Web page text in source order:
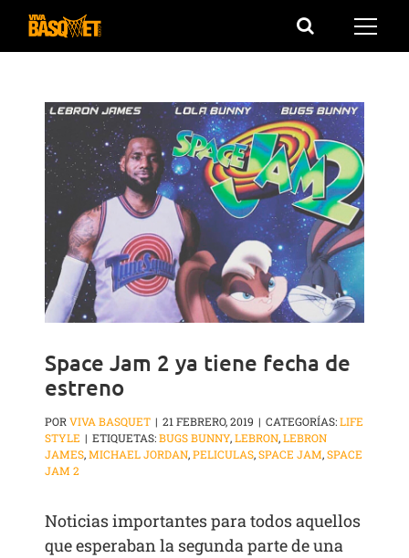
Saltar
Space Jam 2 ya tiene fecha de
estreno
PORVIVA BASQUET | 21 FEBRERO, 2019 | CATEGORÍAS:LIFE
STYLE | ETIQUETAS:BUGS BUNNY,LEBRON,LEBRON
JAMES,MICHAEL JORDAN,PELICULAS,SPACE JAM,SPACE
JAM 2
Noticias importantes para todos aquellos
que esperaban la segunda parte de una